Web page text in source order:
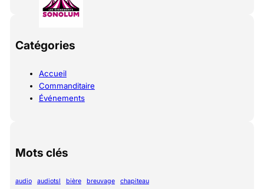
Catégories
Accueil
Commanditaire
Événements
Mots clés
audio audiotsl bière breuvage chapiteau